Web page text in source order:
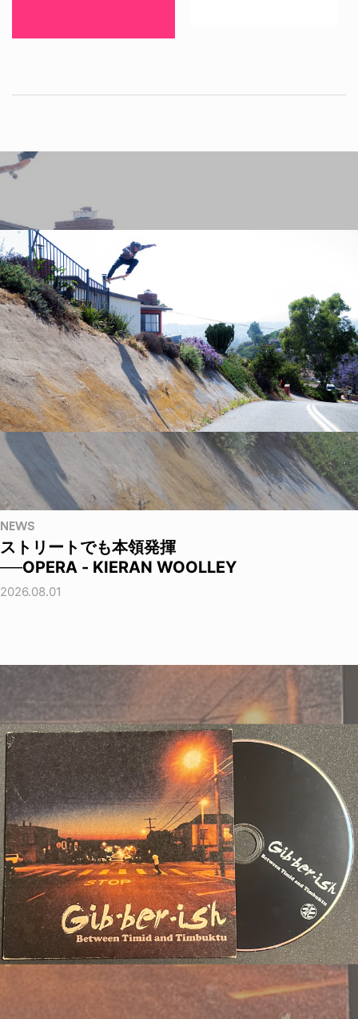
NEWS
ストリートでも本領発揮
──OPERA - KIERAN WOOLLEY
2026.08.01